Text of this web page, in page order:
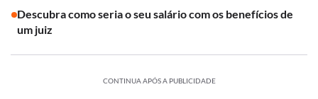
Descubra como seria o seu salário com os benefícios de
um juiz
CONTINUA APÓS A PUBLICIDADE